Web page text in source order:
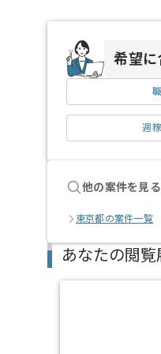
希望に
週
他の案件を見る
東京都の案件一覧
あなたの閲覧